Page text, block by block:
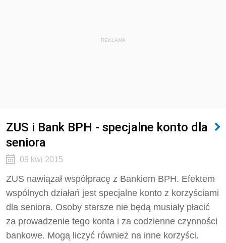
REKLAMA
ZUS i Bank BPH - specjalne konto dla
seniora
09 kwi 2015
ZUS nawiązał współpracę z Bankiem BPH. Efektem
wspólnych działań jest specjalne konto z korzyściami
dla seniora. Osoby starsze nie będą musiały płacić
za prowadzenie tego konta i za codzienne czynności
bankowe. Mogą liczyć również na inne korzyści.